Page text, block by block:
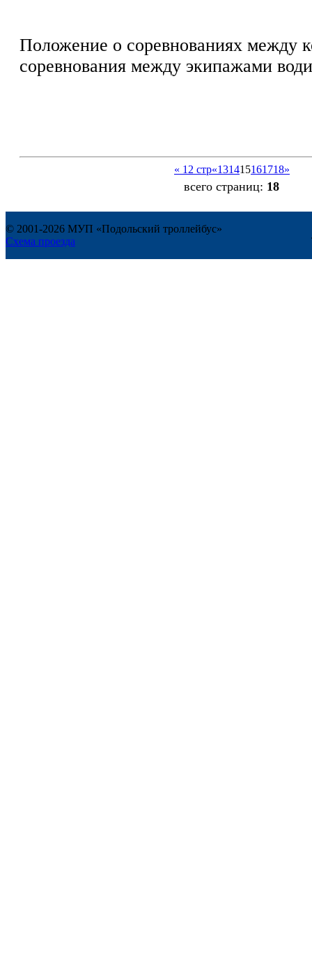
Положение о соревнованиях между
соревнования между экипажами
« 12 стр«131415161718»
всего страниц: 18
© 2001-2026 МУП «Подольский троллейбус»
Схема проезда